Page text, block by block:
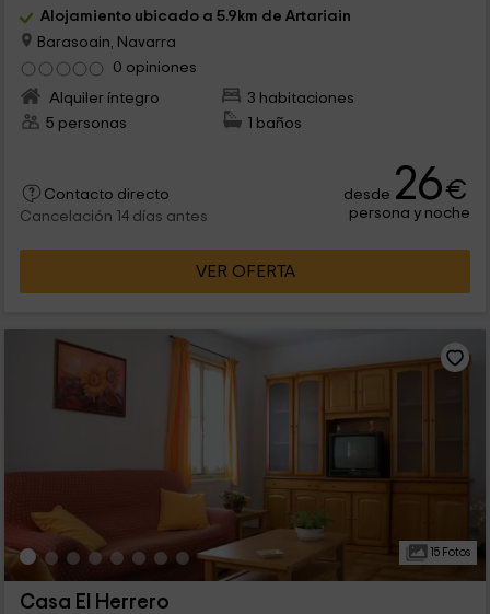
Alojamiento ubicado a 5.9km de Artariain
Barasoain, Navarra
0 opiniones
Alquiler íntegro
3 habitaciones
5 personas
1 baños
Contacto directo
Cancelación 14 días antes
desde 26€
persona y noche
VER OFERTA
15 Fotos
Casa El Herrero